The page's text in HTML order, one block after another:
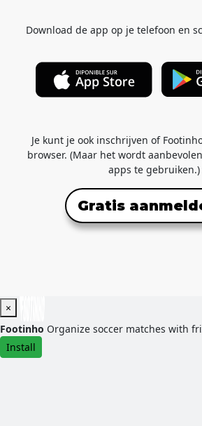
Download de app op je telefoon en
Je kunt je ook inschrijven of
browser. (Maar het wordt
apps te gebruiken.)
Gratis
×
Footinho Organize soccer matches with
Install